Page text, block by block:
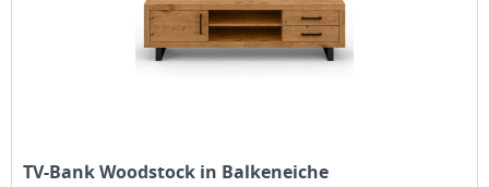
TV-Bank Woodstock in Balkeneiche